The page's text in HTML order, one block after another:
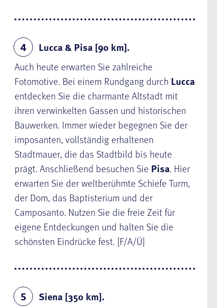
4
Lucca & Pisa [90 km].
Auch heute erwarten Sie zahlreiche
Fotomotive. Bei einem Rundgang durch Lucca
entdecken Sie die charmante Altstadt mit
ihren verwinkelten Gassen und historischen
Bauwerken. Immer wieder begegnen Sie der
imposanten, vollständig erhaltenen
Stadtmauer, die das Stadtbild bis heute
prägt. Anschließend besuchen Sie Pisa. Hier
erwarten Sie der weltberühmte Schiefe Turm,
der Dom, das Baptisterium und der
Camposanto. Nutzen Sie die freie Zeit für
eigene Entdeckungen und halten Sie die
schönsten Eindrücke fest. [F/A/Ü]
5
Siena [350 km].